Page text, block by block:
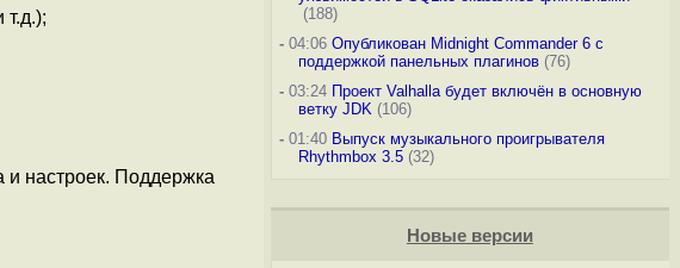
и настроек. Поддержка
(188)
-04:06 Опубликован Midnight Commander 6 c
поддержкой панельных плагинов(76)
-03:24 Проект Valhalla будет включён в основную
ветку JDK(106)
-01:40 Выпуск музыкального проигрывателя
Rhythmbox 3.5(32)
Новые версии